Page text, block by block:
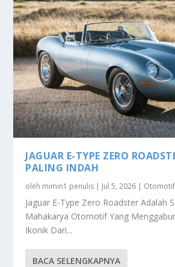
JAGUAR E-TYPE ZERO
PALING INDAH
oleh mimin1 penulis | Jul 5, 2026 | Otomotif
Jaguar E-Type Zero Roadster Adalah
Mahakarya Otomotif Yang
Ikonik Dari...
BACA SELENGKAPNYA